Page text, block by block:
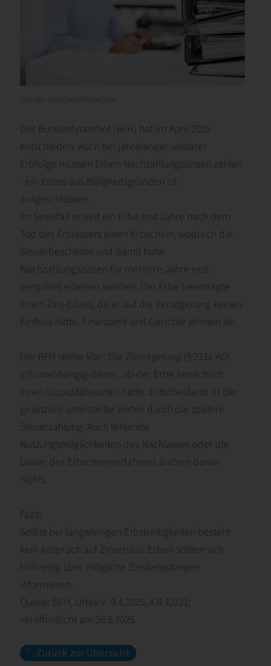
https://de.123rf.com/plus
Der Bundesfinanzhof (BFH) hat im April 2025
entschieden: Auch bei jahrelanger unklarer
Erbfolge müssen Erben Nachzahlungszinsen zahlen
- ein Erlass aus Billigkeitsgründen ist
ausgeschlossen.
Im Streitfall erhielt ein Erbe erst Jahre nach dem
Tod des Erblassers einen Erbschein, wodurch die
Steuerbescheide und damit hohe
Nachzahlungszinsen für mehrere Jahre erst
verspätet erlassen wurden. Der Erbe beantragte
einen Zins-Erlass, da er auf die Verzögerung keinen
Einfluss hatte. Finanzamt und Gerichte lehnten ab.
Der BFH stellte klar: Die Zinsregelung (§ 233a AO)
gilt unabhängig davon, ob der Erbe tatsächlich
einen Liquiditätsvorteil hatte. Entscheidend ist der
gesetzlich unterstellte Vorteil durch die spätere
Steuerzahlung. Auch fehlende
Nutzungsmöglichkeiten des Nachlasses oder die
Dauer des Erbscheinverfahrens ändern daran
nichts.
Fazit:
Selbst bei langwierigen Erbstreitigkeiten besteht
kein Anspruch auf Zinserlass. Erben sollten sich
frühzeitig über mögliche Zinsbelastungen
informieren.
Quelle: BFH, Urteil v. 9.4.2025, X R 12/21;
veröffentlicht am 26.6.2025
Zurück zur Übersicht